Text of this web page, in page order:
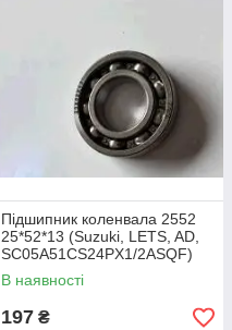
Підшипник коленвала 2552
25*52*13 (Suzuki, LETS, AD,
SC05A51CS24PX1/2ASQF)
TRDA
В наявності
197 ₴